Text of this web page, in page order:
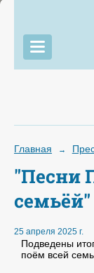
Главная →
"Песни
семьёй"
25 апреля 2025 г.
Подведены
поём всей